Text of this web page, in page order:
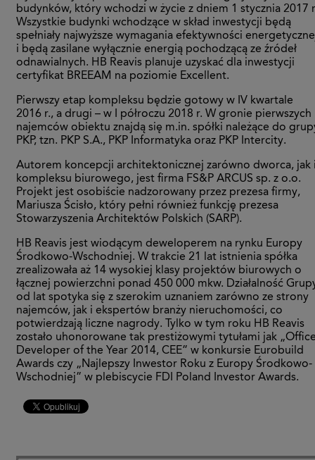
budynków, który wchodzi w życie z dniem 1 stycznia 2017
Wszystkie budynki wchodzące w skład inwestycji będą
spełniały najwyższe wymagania efektywności
i będą zasilane wyłącznie energią pochodzącą ze źródeł
odnawialnych. HB Reavis planuje uzyskać dla inwestycji
certyfikat BREEAM na poziomie Excellent.
Pierwszy etap kompleksu będzie gotowy w IV kwartale
2016 r., a drugi – w I półroczu 2018 r. W gronie pierwszych
najemców obiektu znajdą się m.in. spółki należące do
PKP, tzn. PKP S.A., PKP Informatyka oraz PKP Intercity.
Autorem koncepcji architektonicznej zarówno dworca, jak
kompleksu biurowego, jest firma FS&P ARCUS sp. z o.o.
Projekt jest osobiście nadzorowany przez prezesa firmy,
Mariusza Ścisło, który pełni również funkcję prezesa
Stowarzyszenia Architektów Polskich (SARP).
HB Reavis jest wiodącym deweloperem na rynku Europy
Środkowo-Wschodniej. W trakcie 21 lat istnienia spółka
zrealizowała aż 14 wysokiej klasy projektów biurowych o
łącznej powierzchni ponad 450 000 mkw. Działalność
od lat spotyka się z szerokim uznaniem zarówno ze strony
najemców, jak i ekspertów branży nieruchomości, co
potwierdzają liczne nagrody. Tylko w tym roku HB Reavis
zostało uhonorowane tak prestiżowymi tytułami jak
Developer of the Year 2014, CEE” w konkursie Eurobuild
Awards czy „Najlepszy Inwestor Roku z Europy Środkowo-
Wschodniej” w plebiscycie FDI Poland Investor Awards.